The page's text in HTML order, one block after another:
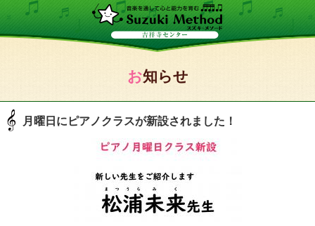
お知らせ
月曜日にピアノクラスが新設されました！